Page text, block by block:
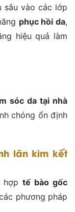
sâu vào các lớp
phục hồi da,
hiệu quả làm
sóc da tại nhà
chóng ổn định
lăn kim kết
hợptế bào gốc
phương pháp